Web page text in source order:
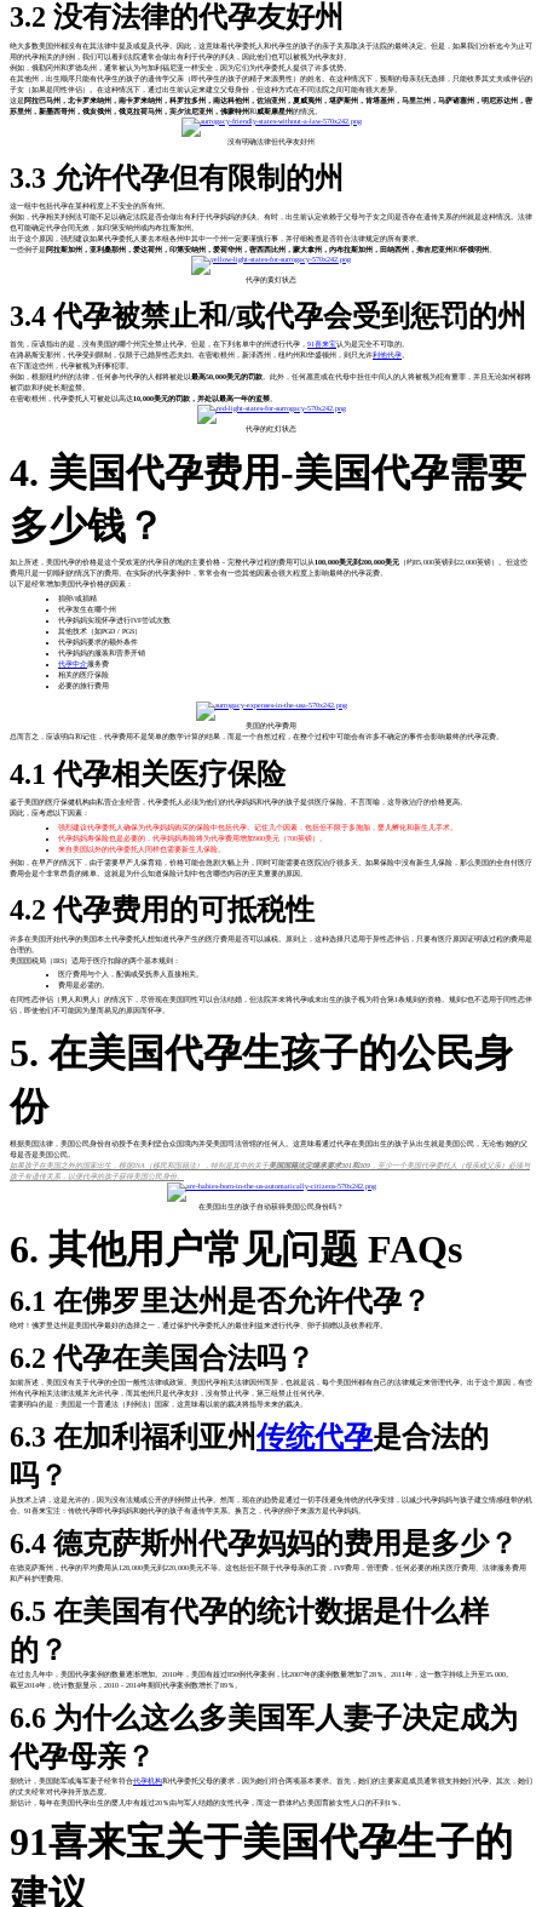
3.2 没有法律的代孕友好州
绝大多数美国州都没有在其法律中提及或提及代孕。因此，这意味着代孕委托人和代孕生的孩子的亲子关系取决于法院的最终决定。但是，如果我们分析迄今为止可
用的代孕相关的判例，我们可以看到法院通常会做出有利于代孕的判决，因此他们也可以被视为代孕友好。
例如，俄勒冈州和罗德岛州，通常被认为与加利福尼亚一样安全，因为它们为代孕委托人提供了许多优势。
在其他州，出生顺序只能有代孕生的孩子的遗传学父亲（即代孕生的孩子的精子来源男性）的姓名。在这种情况下，预期的母亲别无选择，只能收养其丈夫或伴侣的
子女（如果是同性伴侣）。在这种情况下，通过出生前认定来建立父母身份，但这种方式在不同法院之间可能有很大差异。
这是阿拉巴马州，北卡罗来纳州，南卡罗来纳州，科罗拉多州，南达科他州，佐治亚州，夏威夷州，堪萨斯州，肯塔基州，马里兰州，马萨诸塞州，明尼苏达州，密
苏里州，新墨西哥州，俄亥俄州，俄克拉荷马州，宾夕法尼亚州，佛蒙特州和威斯康星州的情况。
没有明确法律但代孕友好州
3.3 允许代孕但有限制的州
这一组中包括代孕在某种程度上不安全的所有州。
例如，代孕相关判例法可能不足以确定法院是否会做出有利于代孕妈妈的判决。有时，出生前认定依赖于父母与子女之间是否存在遗传关系的州就是这种情况。法律
也可能确定代孕合同无效，如印第安纳州或内布拉斯加州。
出于这个原因，强烈建议如果代孕委托人要去本组各州中其中一个州一定要谨慎行事，并仔细检查是否符合法律规定的所有要求。
一些例子是阿拉斯加州，亚利桑那州，爱达荷州，印第安纳州，爱荷华州，密西西比州，蒙大拿州，内布拉斯加州，田纳西州，弗吉尼亚州和怀俄明州
代孕的黄灯状态
3.4 代孕被禁止和/或代孕会受到惩罚的州
首先，应该指出的是，没有美国的哪个州完全禁止代孕。但是，在下列名单中的州进行代孕， 91喜来宝认为是完全不可取的。
在路易斯安那州，代孕受到限制，仅限于已婚异性恋夫妇。在密歇根州，新泽西州，纽约州和华盛顿州，则只允许利他代孕。
在下面这些州，代孕被视为刑事犯罪。
例如，根据纽约州的法律，任何参与代孕的人都将被处以最高50,000美元的罚款。此外，任何愿意或在代母中担任中间人的人将被视为犯有重罪，并且无论如何都将
被罚款和判处长期监禁。
在密歇根州，代孕委托人可被处以高达10,000美元的罚款，并处以最高一年的监禁。
代孕的红灯状态
4. 美国代孕费用-美国代孕需要
多少钱？
如上所述，美国代孕的价格是这个受欢迎的代孕目的地的主要价格 - 完整代孕过程的费用可以从100,000美元到200,000美元 （约85,000英镑到22,000英镑）。但这些
费用只是一切顺利的情况下的费用。在实际的代孕案例中，常常会有一些其他因素会很大程度上影响最终的代孕花费。
以下是经常增加美国代孕价格的因素：
捐卵/或捐精
代孕发生在哪个州
代孕妈妈实现怀孕进行IVF尝试次数
其他技术（如PGD / PGS）
代孕妈妈要求的额外条件
代孕妈妈的服装和营养开销
代孕中介服务费
相关的医疗保险
必要的旅行费用
美国的代孕费用
总而言之，应该明白和记住，代孕费用不是简单的数学计算的结果，而是一个自然过程，在整个过程中可能会有许多不确定的事件会影响最终的代孕花费。
4.1 代孕相关医疗保险
鉴于美国的医疗保健机构由私营企业经营，代孕委托人必须为他们的代孕妈妈和代孕的孩子提供医疗保险。不言而喻，这导致治疗的价格更高。
因此，应考虑以下因素：
强烈建议代孕委托人确保为代孕妈妈购买的保险中包括代孕。记住几个因素，包括但不限于多胞胎，婴儿孵化和新生儿手术。
代孕妈妈寿保险也是必要的，代孕妈妈寿险将为代孕费用增加900美元（700英镑）。
来自美国以外的代孕委托人同样也需要新生儿保险。
例如，在早产的情况下，由于需要早产儿保育箱，价格可能会急剧大幅上升，同时可能需要在医院治疗很多天。如果保险中没有新生儿保险，那么美国的全自付医疗
费用会是个非常昂贵的账单。这就是为什么知道保险计划中包含哪些内容的至关重要的原因。
4.2 代孕费用的可抵税性
许多在美国开始代孕的美国本土代孕委托人想知道代孕产生的医疗费用是否可以减税。原则上，这种选择只适用于异性恋伴侣，只要有医疗原因证明该过程的费用是
合理的。
美国国税局（IRS）适用于医疗扣除的两个基本规则：
医疗费用与个人，配偶或受抚养人直接相关。
费用是必需的。
在同性恋伴侣（男人和男人）的情况下，尽管现在美国同性可以合法结婚，但法院并未将代孕或未出生的孩子视为符合第1条规则的资格。规则2也不适用于同性恋伴
侣，即使他们不可能因为显而易见的原因而怀孕。
5. 在美国代孕生孩子的公民身
份
根据美国法律，美国公民身份自动授予在美利坚合众国境内并受美国司法管辖的任何人。这意味着通过代孕在美国出生的孩子从出生就是美国公民，无论他/她的父
母是否是美国公民。
如果孩子在美国之外的国家出生，根据INA（移民和国籍法），特别是其中的关于美国国籍法定继承要求301和309 ，至少一个美国代孕委托人（母亲或父亲）必须与
孩子有遗传关系，以便代孕的孩子获得美国公民身份。
在美国出生的孩子自动获得美国公民身份吗？
6. 其他用户常见问题 FAQs
6.1 在佛罗里达州是否允许代孕？
绝对！佛罗里达州是美国代孕最好的选择之一，通过保护代孕委托人的最佳利益来进行代孕、卵子捐赠以及收养程序。
6.2 代孕在美国合法吗？
如前所述，美国没有关于代孕的全国一般性法律或政策。美国代孕相关法律因州而异，也就是说，每个美国州都有自己的法律规定来管理代孕。出于这个原因，有些
州有代孕相关法律法规并允许代孕，而其他州只是代孕友好，没有禁止代孕，第三组禁止任何代孕。
需要明白的是：美国是一个普通法（判例法）国家，这意味着以前的裁决将指导未来的裁决。
6.3 在加利福利亚州传统代孕是合法的
吗？
从技术上讲，这是允许的，因为没有法规或公开的判例禁止代孕。然而，现在的趋势是通过一切手段避免传统的代孕安排，以减少代孕妈妈与孩子建立情感纽带的机
会。91喜来宝注：传统代孕即代孕妈妈和她代孕的孩子有遗传学关系。换言之，代孕的卵子来源方是代孕妈妈。
6.4 德克萨斯州代孕妈妈的费用是多少？
在德克萨斯州，代孕的平均费用从128,000美元到220,000美元不等。这包括但不限于代孕母亲的工资，IVF费用，管理费，任何必要的相关医疗费用、法律服务费用
和产科护理费用。
6.5 在美国有代孕的统计数据是什么样
的？
在过去几年中，美国代孕案例的数量逐渐增加。2010年，美国有超过850例代孕案例，比2007年的案例数量增加了28％。2011年，这一数字持续上升至35.000。
截至2014年，统计数据显示，2010 - 2014年期间代孕案例数增长了89％。
6.6 为什么这么多美国军人妻子决定成为
代孕母亲？
据统计，美国陆军或海军妻子经常符合代孕机构和代孕委托父母的要求，因为她们符合两项基本要求。首先，她们的主要家庭成员通常很支持她们代孕。其次，她们
的丈夫经常对代孕持开放态度。
据估计，每年在美国代孕出生的婴儿中有超过20％由与军人结婚的女性代孕，而这一群体约占美国育龄女性人口的不到1％。
91喜来宝关于美国代孕生子的
建议